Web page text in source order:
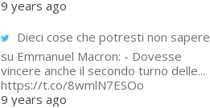
9 years ago
Dieci cose che potresti non sapere
su Emmanuel Macron: - Dovesse
vincere anche il secondo turno delle...
https://t.co/8wmlN7ESOo
9 years ago